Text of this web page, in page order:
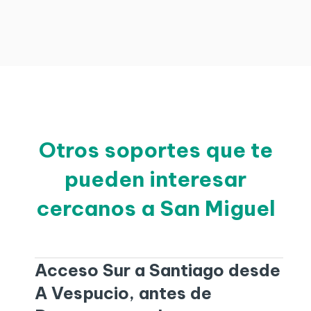
Otros soportes que te
pueden interesar
cercanos a San Miguel
Acceso Sur a Santiago desde
A Vespucio, antes de